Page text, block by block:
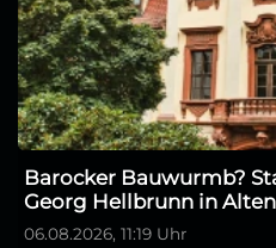
Barocker Bauwurmb?
Georg Hellbrunn in
06.08.2026, 11:19 Uhr